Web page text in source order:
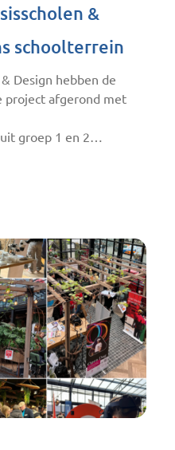
&
schoolterrein
Design hebben de
project afgerond met
groep 1 en 2…